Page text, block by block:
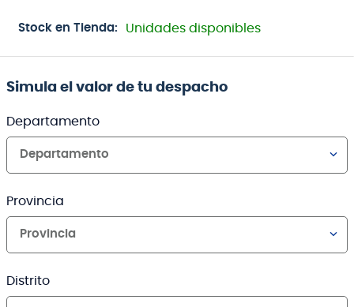
Stock en Tienda: Unidades disponibles
Simula el valor de tu despacho
Departamento
Departamento
Provincia
Provincia
Distrito